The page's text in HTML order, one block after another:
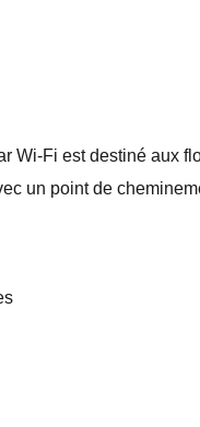
Wi-Fi est destiné aux
un point de